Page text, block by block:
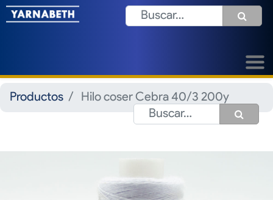
Productos Hilo coser Cebra 40/3 200y